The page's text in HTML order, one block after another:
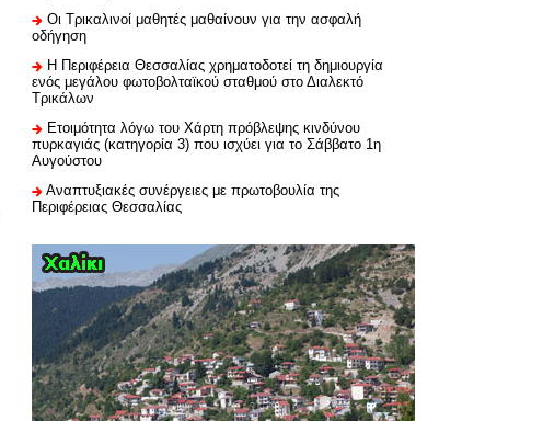
Οι Τρικαλινοί μαθητές μαθαίνουν για την ασφαλή
οδήγηση
H Περιφέρεια Θεσσαλίας χρηματοδοτεί τη δημιουργία
ενός μεγάλου φωτοβολταϊκού σταθμού στο Διαλεκτό
Τρικάλων
Ετοιμότητα λόγω του Χάρτη πρόβλεψης κινδύνου
πυρκαγιάς (κατηγορία 3) που ισχύει για το Σάββατο 1η
Αυγούστου
Αναπτυξιακές συνέργειες με πρωτοβουλία της
Περιφέρειας Θεσσαλίας